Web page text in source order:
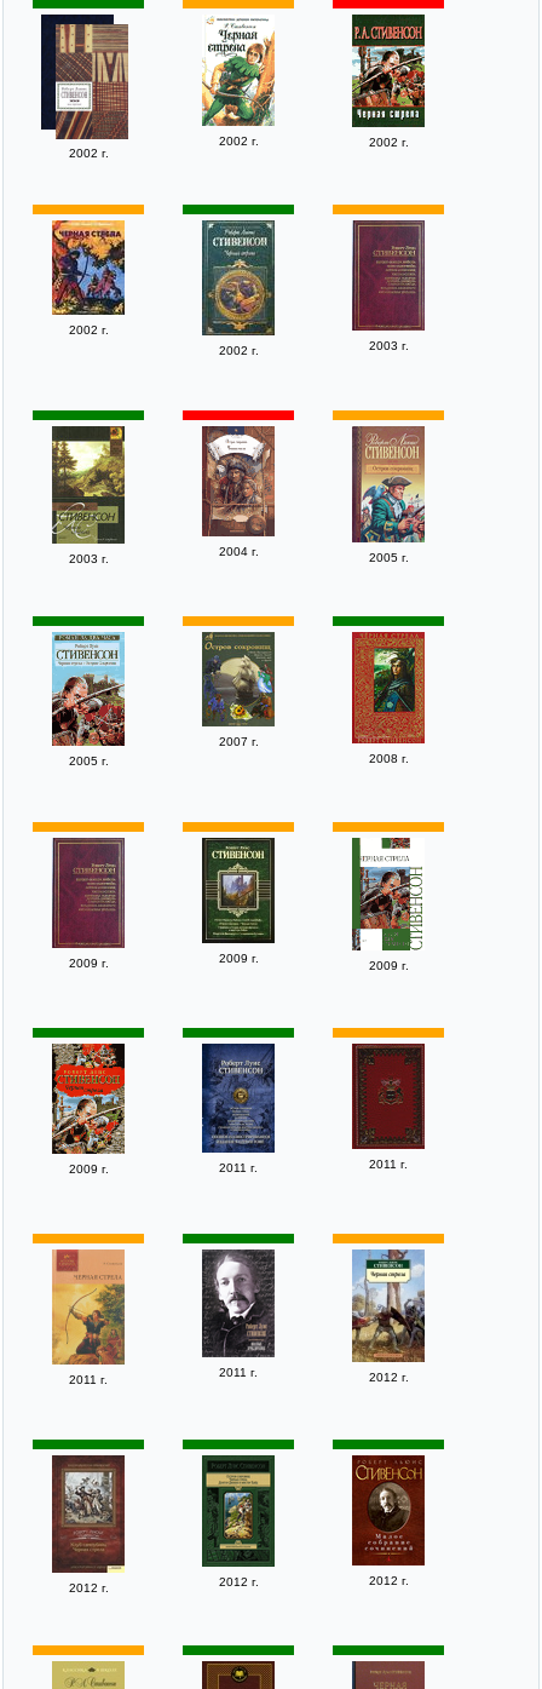
2002 г.
2002 г. 2002 г.
2002 г.
2002 г.
2003 г.
2003 г.
2004 г. 2005 г.
2005 г.
2007 г.
2008 г.
2009 г. 2009 г.
2009 г.
2009 г. 2011 г. 2011 г.
2011 г.
2011 г. 2012 г.
2012 г. 2012 г. 2012 г.